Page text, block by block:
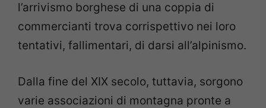
l’arrivismo borghese di una coppia di
commercianti trova corrispettivo nei loro
tentativi, fallimentari, di darsi all’alpinismo.
Dalla fine del XIX secolo, tuttavia, sorgono
varie associazioni di montagna pronte a